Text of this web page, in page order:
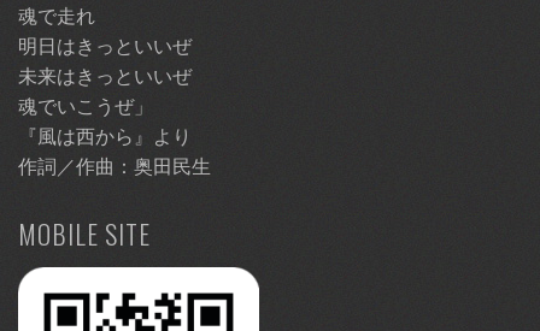
魂で走れ
明日はきっといいぜ
未来はきっといいぜ
魂でいこうぜ」
『風は西から』より
作詞／作曲：奥田民生
MOBILE SITE